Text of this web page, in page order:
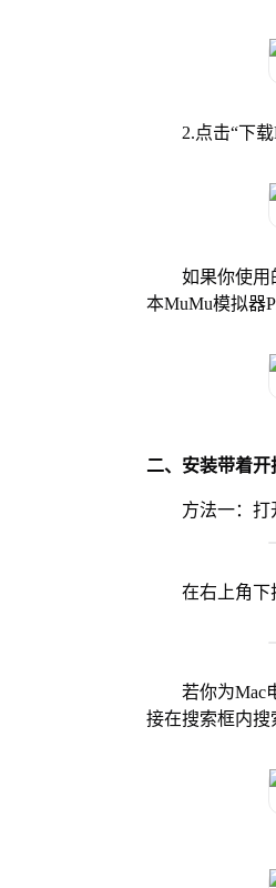
2.点击“下
如果你使用
本MuMu模拟器
二、安装带着
方法一：打
在右上角下
若你为Mac
接在搜索框内搜